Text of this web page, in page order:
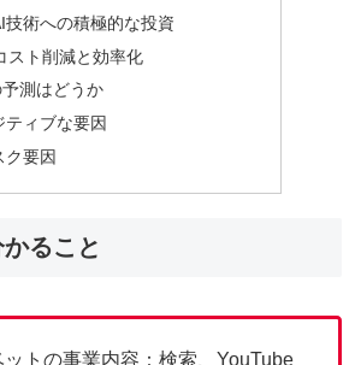
技術への積極的な投資
スト削減と効率化
測はどうか
ティブな要因
ク要因
ること
ットの事業内容：検索、YouTube